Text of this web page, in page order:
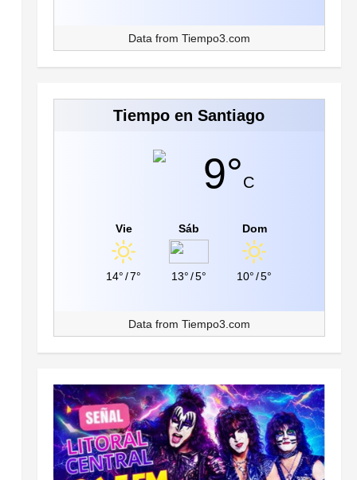
Data from Tiempo3.com
Tiempo en Santiago
9°C
Vie
14° /7°
Sáb
13° /5°
Dom
10° /5°
Data from Tiempo3.com